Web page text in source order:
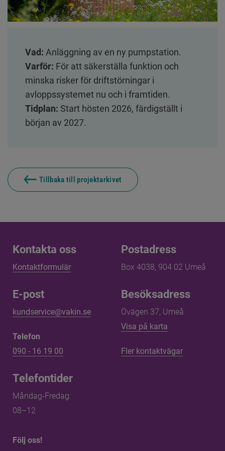
Vad: Anläggning av en ny pumpstation.
Varför: För att säkerställa funktion och
minska risker för driftstörningar i
avloppssystemet nu och i framtiden.
Tidplan: Start hösten 2026, färdigställt i
början av 2027.
Tillbaka till projektarkivet
Kontakta oss
Kontakta oss
Kontaktformulär
E-post
kundservice@vakin.se
Telefon
090 - 16 19 00
Telefontider
Måndag-Fredag:
08–12
Postadress
Box 4038, 904 02 Umeå
Besöksadress
Övägen 37, Umeå
Visa på karta
Fler kontaktvägar
Följ oss!